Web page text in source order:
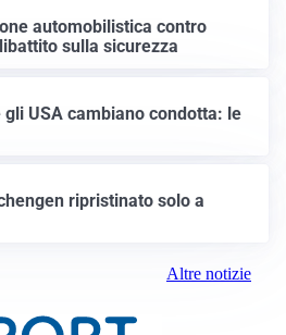
automobilistica contro
sulla sicurezza
USA cambiano condotta: le
ripristinato solo a
Altre notizie